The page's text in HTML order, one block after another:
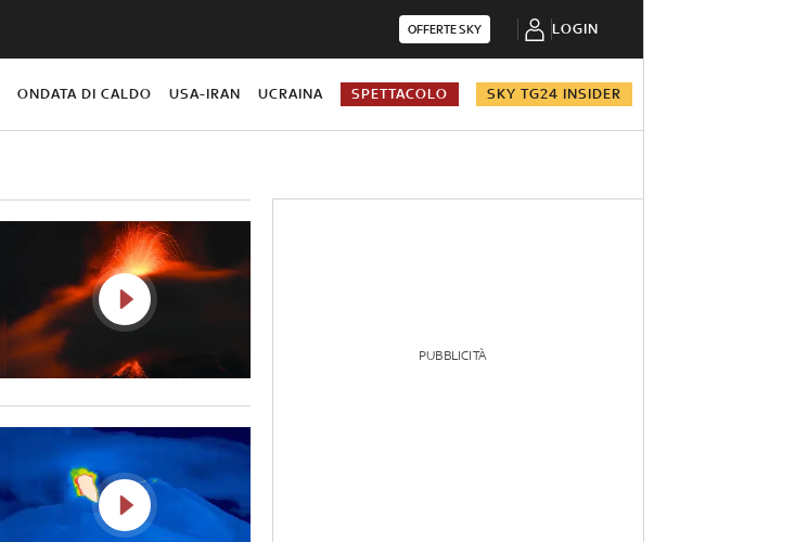
OFFERTE SKY LOGIN
ONDATA DI CALDO USA-IRAN UCRAINA SPETTACOLO SKY TG24 INSIDER
PUBBLICITÀ